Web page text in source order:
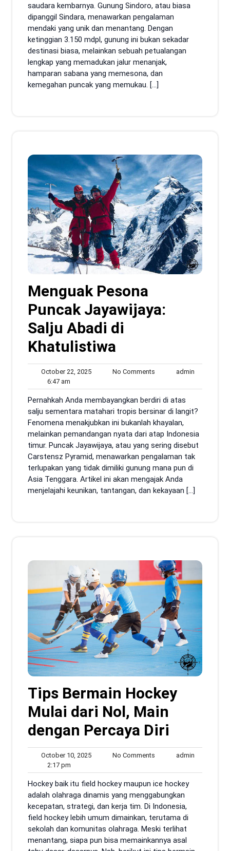
saudara kembarnya. Gunung Sindoro, atau biasa
dipanggil Sindara, menawarkan pengalaman
mendaki yang unik dan menantang. Dengan
ketinggian 3.150 mdpl, gunung ini bukan sekadar
destinasi biasa, melainkan sebuah petualangan
lengkap yang memadukan jalur menanjak,
hamparan sabana yang memesona, dan
kemegahan puncak yang memukau. […]
Menguak Pesona
Puncak Jayawijaya:
Salju Abadi di
Khatulistiwa
October 22, 2025October
2025
No Comments admin
6:47 am
am
Pernahkah Anda membayangkan berdiri di atas
salju sementara matahari tropis bersinar di langit?
Fenomena menakjubkan ini bukanlah khayalan,
melainkan pemandangan nyata dari atap Indonesia
timur. Puncak Jayawijaya, atau yang sering disebut
Carstensz Pyramid, menawarkan pengalaman tak
terlupakan yang tidak dimiliki gunung mana pun di
Asia Tenggara. Artikel ini akan mengajak Anda
menjelajahi keunikan, tantangan, dan kekayaan […]
Tips Bermain Hockey
Mulai dari Nol, Main
dengan Percaya Diri
October 10, 2025October
2025
No Comments admin
2:17 pm
pm
Hockey baik itu field hockey maupun ice hockey
adalah olahraga dinamis yang menggabungkan
kecepatan, strategi, dan kerja tim. Di Indonesia,
field hockey lebih umum dimainkan, terutama di
sekolah dan komunitas olahraga. Meski terlihat
menantang, siapa pun bisa memainkannya asal